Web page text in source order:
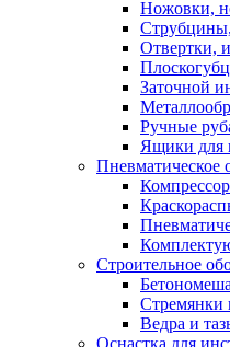
Ножовки,
Отвертки,
Заточной
Ручные
Ящики для
Пневматическое
Строительное
Стремянки
Ведра и
Оснастка для